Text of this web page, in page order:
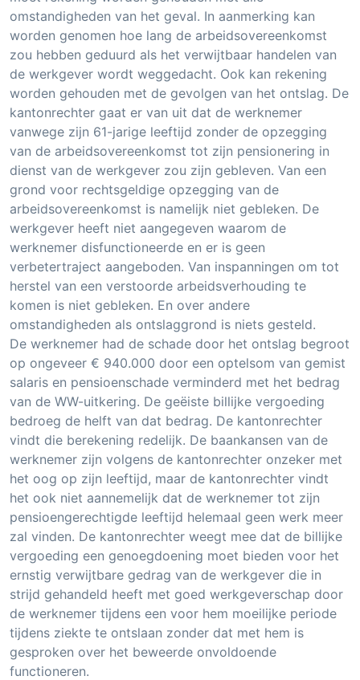
omstandigheden van het geval. In aanmerking kan
worden genomen hoe lang de arbeidsovereenkomst
zou hebben geduurd als het verwijtbaar handelen van
de werkgever wordt weggedacht. Ook kan rekening
worden gehouden met de gevolgen van het ontslag. De
kantonrechter gaat er van uit dat de werknemer
vanwege zijn 61-jarige leeftijd zonder de opzegging
van de arbeidsovereenkomst tot zijn pensionering in
dienst van de werkgever zou zijn gebleven. Van een
grond voor rechtsgeldige opzegging van de
arbeidsovereenkomst is namelijk niet gebleken. De
werkgever heeft niet aangegeven waarom de
werknemer disfunctioneerde en er is geen
verbetertraject aangeboden. Van inspanningen om tot
herstel van een verstoorde arbeidsverhouding te
komen is niet gebleken. En over andere
omstandigheden als ontslaggrond is niets gesteld.
De werknemer had de schade door het ontslag begroot
op ongeveer € 940.000 door een optelsom van gemist
salaris en pensioenschade verminderd met het bedrag
van de WW-uitkering. De geëiste billijke vergoeding
bedroeg de helft van dat bedrag. De kantonrechter
vindt die berekening redelijk. De baankansen van de
werknemer zijn volgens de kantonrechter onzeker met
het oog op zijn leeftijd, maar de kantonrechter vindt
het ook niet aannemelijk dat de werknemer tot zijn
pensioengerechtigde leeftijd helemaal geen werk meer
zal vinden. De kantonrechter weegt mee dat de billijke
vergoeding een genoegdoening moet bieden voor het
ernstig verwijtbare gedrag van de werkgever die in
strijd gehandeld heeft met goed werkgeverschap door
de werknemer tijdens een voor hem moeilijke periode
tijdens ziekte te ontslaan zonder dat met hem is
gesproken over het beweerde onvoldoende
functioneren.